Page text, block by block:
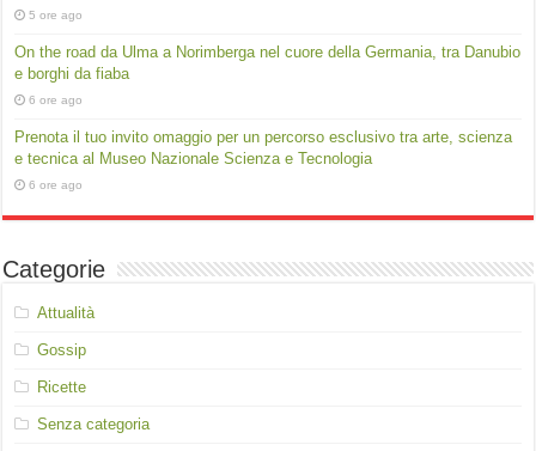
5 ore ago
On the road da Ulma a Norimberga nel cuore della Germania, tra Danubio
e borghi da fiaba
6 ore ago
Prenota il tuo invito omaggio per un percorso esclusivo tra arte, scienza
e tecnica al Museo Nazionale Scienza e Tecnologia
6 ore ago
Categorie
Attualità
Gossip
Ricette
Senza categoria